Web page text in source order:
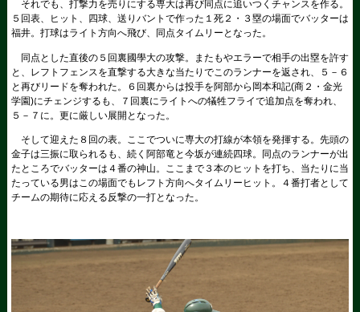
それでも、打撃力を売りにする専大は再び同点に追いつくチャンスを作る。
５回表、ヒット、四球、送りバントで作った１死２・３塁の場面でバッターは
福井。打球はライト方向へ飛び、同点タイムリーとなった。
同点とした直後の５回裏國學大の攻撃。またもやエラーで相手の出塁を許す
と、レフトフェンスを直撃する大きな当たりでこのランナーを返され、５－６
と再びリードを奪われた。６回裏からは投手を阿部から岡本和記(商２・金光
学園)にチェンジするも、７回裏にライトへの犠牲フライで追加点を奪われ、
５－７に。更に厳しい展開となった。
そして迎えた８回の表。ここでついに専大の打線が本領を発揮する。先頭の
金子は三振に取られるも、続く阿部竜と今坂が連続四球。同点のランナーが出
たところでバッターは４番の神山。ここまで３本のヒットを打ち、当たりに当
たっている男はこの場面でもレフト方向へタイムリーヒット。４番打者として
チームの期待に応える反撃の一打となった。